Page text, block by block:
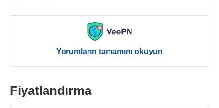
Yorumların tamamını okuyun
Fiyatlandırma